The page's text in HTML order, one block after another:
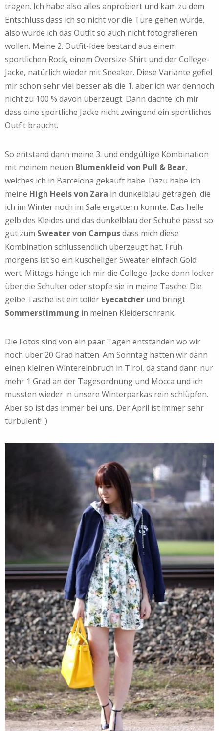
tragen. Ich habe also alles anprobiert und kam zu dem
Entschluss dass ich so nicht vor die Türe gehen würde,
also würde ich das Outfit so auch nicht fotografieren
wollen. Meine 2. Outfit-Idee bestand aus einem
sportlichen Rock, einem Oversize-Shirt und der College-
Jacke, natürlich wieder mit Sneaker. Diese Variante gefiel
mir schon sehr viel besser als die 1. aber ich war dennoch
nicht zu 100 % davon überzeugt. Dann dachte ich mir
dass eine sportliche Jacke nicht zwingend ein sportliches
Outfit braucht.
So entstand dann meine 3. und endgültige Kombination
mit meinem neuen Blumenkleid von Pull & Bear,
welches ich in Barcelona gekauft habe. Dazu habe ich
meine High Heels von Zara in dunkelblau getragen, die
ich im Winter noch im Sale ergattern konnte. Das helle
gelb des Kleides und das dunkelblau der Schuhe passt so
gut zum Sweater von Campusdass mich diese
Kombination schlussendlich überzeugt hat. Früh
morgens ist so ein kuscheliger Sweater einfach Gold
wert. Mittags hänge ich mir die College-Jacke dann locker
über die Schulter oder stopfe sie in meine Tasche. Die
gelbe Tasche ist ein toller Eyecatcher und bringt
Sommerstimmung in meinen Kleiderschrank.
Die Fotos sind von ein paar Tagen entstanden wo wir
noch über 20 Grad hatten. Am Sonntag hatten wir dann
einen kleinen Wintereinbruch in Tirol, da stand dann nur
mehr 1 Grad an der Tagesordnung und Mocca und ich
mussten wieder in unsere Winterparkas rein schlüpfen.
Aber so ist das immer bei uns. Der April ist immer sehr
turbulent! :)